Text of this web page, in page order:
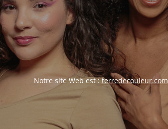
Notre site Web est :terredecouleur.com